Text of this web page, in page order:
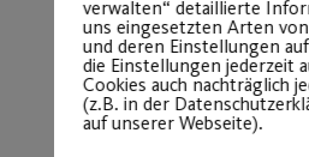
Mit sportlichen Grüßen,
Dein Post SV-Vorstand
verwalten“ detaillierte
uns eingesetzten Arten
und deren Einstellungen
die Einstellungen jederzeit
Cookies auch nachträglich
(z.B. in der
auf unserer Webseite).